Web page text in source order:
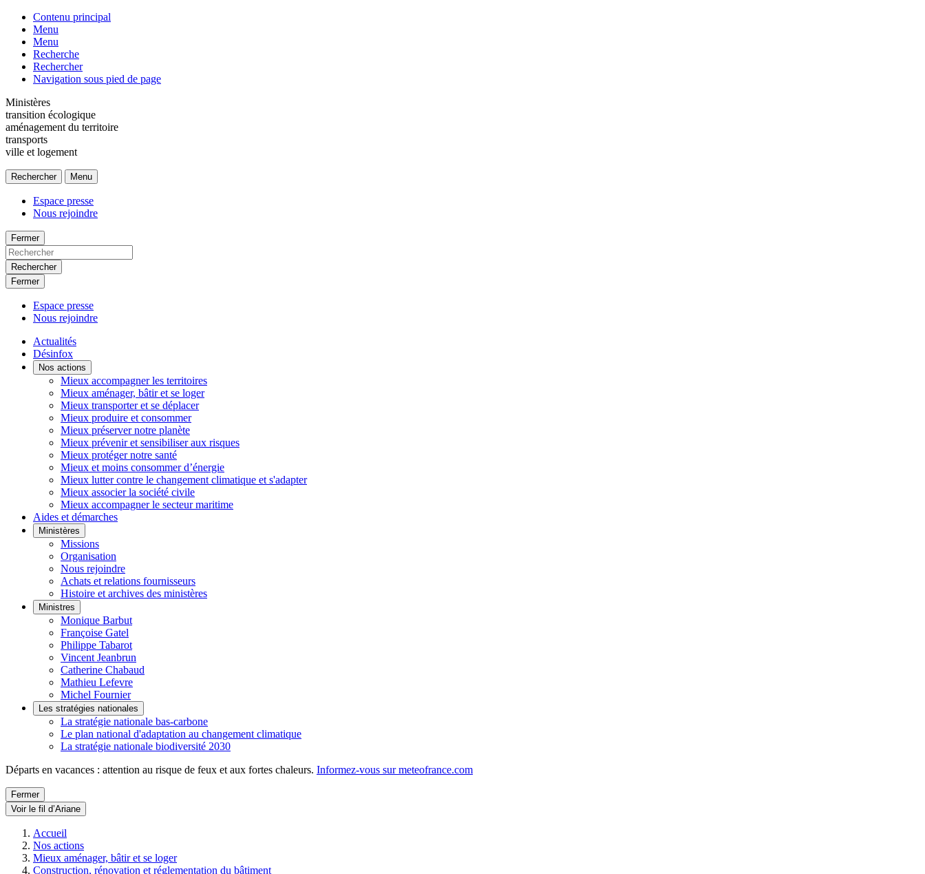
Contenu principal
Menu
Menu
Recherche
Rechercher
Navigation sous pied de page
Ministères
transition écologique
aménagement du territoire
transports
ville et logement
Rechercher Menu
Espace presse
Nous rejoindre
Fermer
Rechercher
Fermer
Espace presse
Nous rejoindre
Actualités
Désinfox
Nos actions
Mieux accompagner les territoires
Mieux aménager, bâtir et se loger
Mieux transporter et se déplacer
Mieux produire et consommer
Mieux préserver notre planète
Mieux prévenir et sensibiliser aux risques
Mieux protéger notre santé
Mieux et moins consommer d’énergie
Mieux lutter contre le changement climatique et s'adapter
Mieux associer la société civile
Mieux accompagner le secteur maritime
Aides et démarches
Ministères
Missions
Organisation
Nous rejoindre
Achats et relations fournisseurs
Histoire et archives des ministères
Ministres
Monique Barbut
Françoise Gatel
Philippe Tabarot
Vincent Jeanbrun
Catherine Chabaud
Mathieu Lefevre
Michel Fournier
Les stratégies nationales
La stratégie nationale bas-carbone
Le plan national d'adaptation au changement climatique
La stratégie nationale biodiversité 2030
Départs en vacances : attention au risque de feux et aux fortes chaleurs. Informez-vous sur meteofrance.com
Fermer
Voir le fil d’Ariane
Accueil
Nos actions
Mieux aménager, bâtir et se loger
Construction, rénovation et réglementation du bâtiment